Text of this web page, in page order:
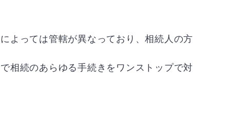
よっては管轄が異なっており、相続人の方
相続のあらゆる手続きをワンストップで対